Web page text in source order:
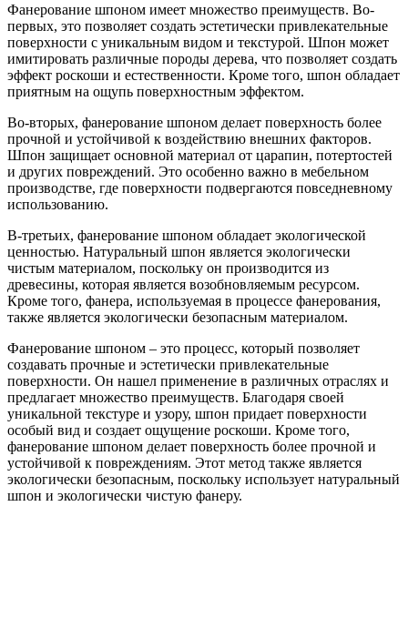
Фанерование шпоном имеет множество преимуществ. Во-
первых, это позволяет создать эстетически привлекательные
поверхности с уникальным видом и текстурой. Шпон может
имитировать различные породы дерева, что позволяет создать
эффект роскоши и естественности. Кроме того, шпон обладает
приятным на ощупь поверхностным эффектом.
Во-вторых, фанерование шпоном делает поверхность более
прочной и устойчивой к воздействию внешних факторов.
Шпон защищает основной материал от царапин, потертостей
и других повреждений. Это особенно важно в мебельном
производстве, где поверхности подвергаются повседневному
использованию.
В-третьих, фанерование шпоном обладает экологической
ценностью. Натуральный шпон является экологически
чистым материалом, поскольку он производится из
древесины, которая является возобновляемым ресурсом.
Кроме того, фанера, используемая в процессе фанерования,
также является экологически безопасным материалом.
Фанерование шпоном – это процесс, который позволяет
создавать прочные и эстетически привлекательные
поверхности. Он нашел применение в различных отраслях и
предлагает множество преимуществ. Благодаря своей
уникальной текстуре и узору, шпон придает поверхности
особый вид и создает ощущение роскоши. Кроме того,
фанерование шпоном делает поверхность более прочной и
устойчивой к повреждениям. Этот метод также является
экологически безопасным, поскольку использует натуральный
шпон и экологически чистую фанеру.